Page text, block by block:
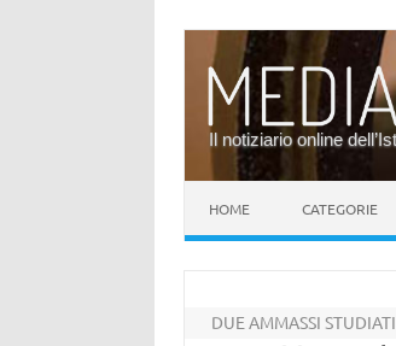
Il notiziario online
HOME CATEGORIE
DUE AMMASSI